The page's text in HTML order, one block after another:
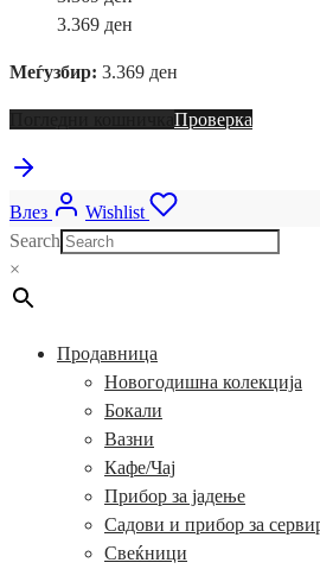
-
за
количина
3.369 ден
Меѓузбир: 3.369 ден
Проверка
Влез
Wishlist
Search
×
Продавница
Новогодишна колекција
Бокали
Вазни
Кафе/Чај
Прибор за јадење
Садови и прибор за
Свеќници